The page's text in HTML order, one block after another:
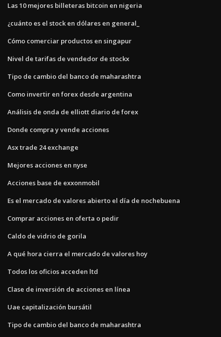
Las 10 mejores billeteras bitcoin en nigeria
¿cuánto es el stock en dólares en general_
Cómo comerciar productos en singapur
Nivel de tarifas de vendedor de stockx
Tipo de cambio del banco de maharashtra
Como invertir en forex desde argentina
Análisis de onda de elliott diario de forex
Donde compra y vende acciones
Asx trade 24 exchange
Mejores acciones en nyse
Acciones base de exxonmobil
Es el mercado de valores abierto el día de nochebuena
Comprar acciones en oferta o pedir
Caldo de vidrio de gorila
A qué hora cierra el mercado de valores hoy
Todos los oficios acceden ltd
Clase de inversión de acciones en línea
Uae capitalización bursátil
Tipo de cambio del banco de maharashtra